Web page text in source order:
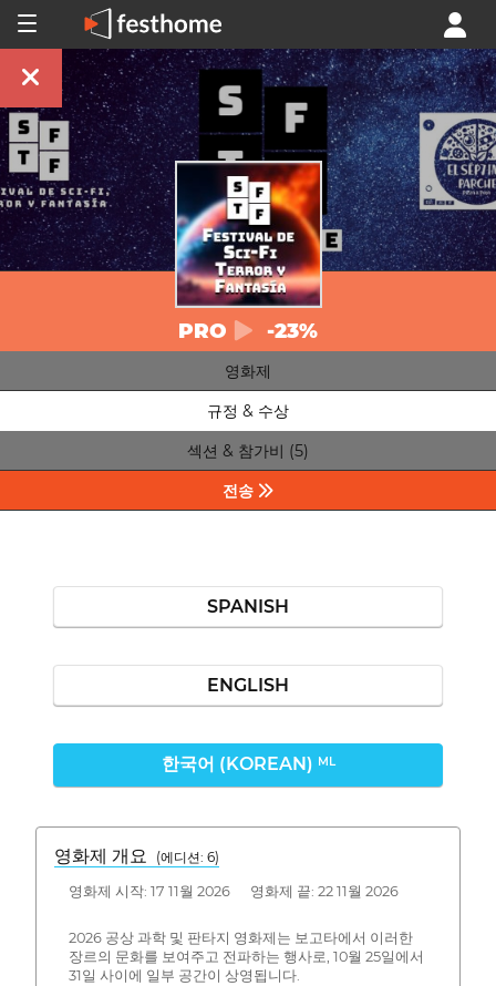
PRO -23%
영화제
규정 & 수상
섹션 & 참가비 (5)
전송
SPANISH
ENGLISH
한국어 (KOREAN) ML
영화제 개요 (에디션: 6)
영화제 시작: 17 11월 2026 영화제 끝: 22 11월 2026
2026 공상 과학 및 판타지 영화제는 보고타에서 이러한
장르의 문화를 보여주고 전파하는 행사로, 10월 25일에서
31일 사이에 일부 공간이 상영됩니다.